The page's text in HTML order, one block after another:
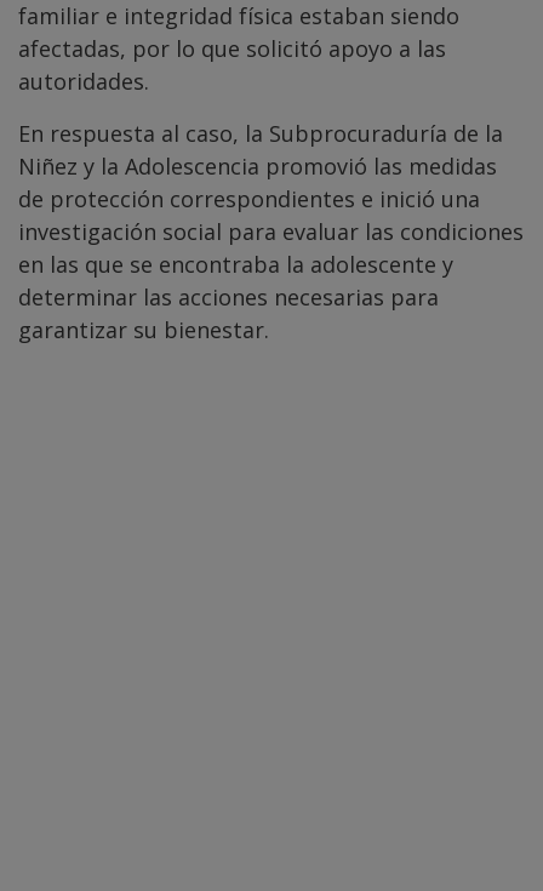
familiar e integridad física estaban siendo
afectadas, por lo que solicitó apoyo a las
autoridades.
En respuesta al caso, la Subprocuraduría de la
Niñez y la Adolescencia promovió las medidas
de protección correspondientes e inició una
investigación social para evaluar las condiciones
en las que se encontraba la adolescente y
determinar las acciones necesarias para
garantizar su bienestar.